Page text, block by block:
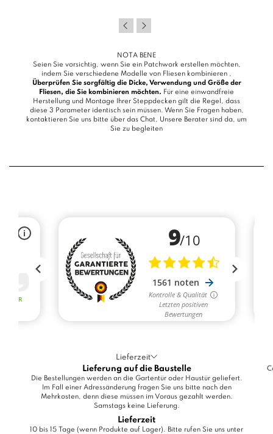
NOTA BENE
Seien Sie vorsichtig, wenn Sie ein Patchwork erstellen möchten,
indem Sie verschiedene Modelle von Fliesen kombinieren ,
Überprüfen Sie sorgfältig die Dicke, Verwendung und Größe der
Fliesen, die Sie kombinieren möchten. Für eine einwandfreie
Herstellung und Montage Ihrer Steppdecken gilt die Regel, dass
diese 3 Parameter identisch sein müssen. Wenn Sie Fragen haben,
kontaktieren Sie uns bitte über das Chat, Unsere Berater sind da, um
Sie zu begleiten
Lieferzeit
Lieferung auf die Baustelle
Die Bestellungen werden an die Gartentür oder Haustür geliefert.
Im Fall einer Adressänderung fragen Sie uns bitte nach den
Mehrkosten, denn diese müssen im Voraus gezahlt werden.
Samstags keine Lieferung.
Lieferzeit
10 bis 15 Tage (wenn Produkte auf Lager). Bitte rufen Sie uns unter